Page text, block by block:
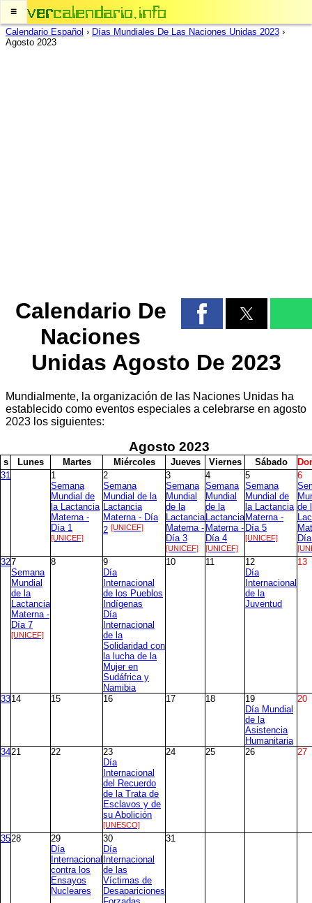
≡
Calendario Español › Días Mundiales De Las Naciones Unidas 2023 ›
Agosto 2023
Calendario De
Naciones
Unidas Agosto De 2023
Mundialmente, la organización de las Naciones Unidas ha
establecido como eventos especiales a celebrarse en agosto
2023 los siguientes:
Agosto 2023
s Lunes Martes Miércoles Jueves Viernes Sábado D
31
1
Semana
Mundial de
la Lactancia
Materna -
Día 1
[UNICEF]
2
Semana
Mundial de la
Lactancia
Materna - Día
2 [UNICEF]
3
Semana
Mundial
de la
Lactancia
Materna -
Día 3
[UNICEF]
4
Semana
Mundial
de la
Lactancia
Materna -
Día 4
[UNICEF]
5
Semana
Mundial de
la Lactancia
Materna -
Día 5
[UNICEF]
6
de
327
Semana
Mundial
de la
Lactancia
Materna -
Día 7
[UNICEF]
8
9
Día
Internacional
de los Pueblos
Indígenas
Día
Internacional
de la
Solidaridad con
la lucha de la
Mujer en
Sudáfrica y
Namibia
10 11
12
Día
Internacional
de la
Juventud
13
3314 15 16 17 18
19
Día Mundial
de la
Asistencia
Humanitaria
20
3421 22
23
Día
Internacional
del Recuerdo
de la Trata de
Esclavos y de
su Abolición
[UNESCO]
24 25 26 27
3528
29
Día
Internacional
contra los
Ensayos
Nucleares
30
Día
Internacional
de las
Víctimas de
Desapariciones
31